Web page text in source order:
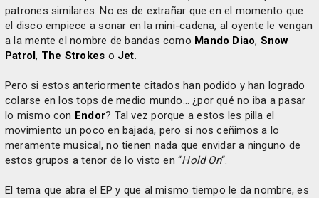
patrones similares. No es de extrañar que en el momento que
el disco empiece a sonar en la mini-cadena, al oyente le vengan
a la mente el nombre de bandas como Mando Diao, Snow
Patrol, The Strokes o Jet.
Pero si estos anteriormente citados han podido y han logrado
colarse en los tops de medio mundo… ¿por qué no iba a pasar
lo mismo con Endor? Tal vez porque a estos les pilla el
movimiento un poco en bajada, pero si nos ceñimos a lo
meramente musical, no tienen nada que envidar a ninguno de
estos grupos a tenor de lo visto en “Hold On“.
El tema que abra el EP y que al mismo tiempo le da nombre, es